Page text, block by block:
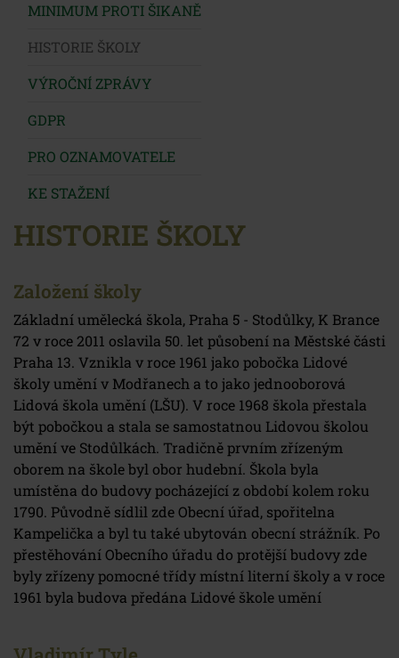
MINIMUM PROTI ŠIKANĚ
HISTORIE ŠKOLY
VÝROČNÍ ZPRÁVY
GDPR
PRO OZNAMOVATELE
KE STAŽENÍ
HISTORIE ŠKOLY
Založení školy
Základní umělecká škola, Praha 5 - Stodůlky, K Brance
72 v roce 2011 oslavila 50. let působení na Městské části
Praha 13. Vznikla v roce 1961 jako pobočka Lidové
školy umění v Modřanech a to jako jednooborová
Lidová škola umění (LŠU). V roce 1968 škola přestala
být pobočkou a stala se samostatnou Lidovou školou
umění ve Stodůlkách. Tradičně prvním zřízeným
oborem na škole byl obor hudební. Škola byla
umístěna do budovy pocházející z období kolem roku
1790. Původně sídlil zde Obecní úřad, spořitelna
Kampelička a byl tu také ubytován obecní strážník. Po
přestěhování Obecního úřadu do protější budovy zde
byly zřízeny pomocné třídy místní literní školy a v roce
1961 byla budova předána Lidové škole umění